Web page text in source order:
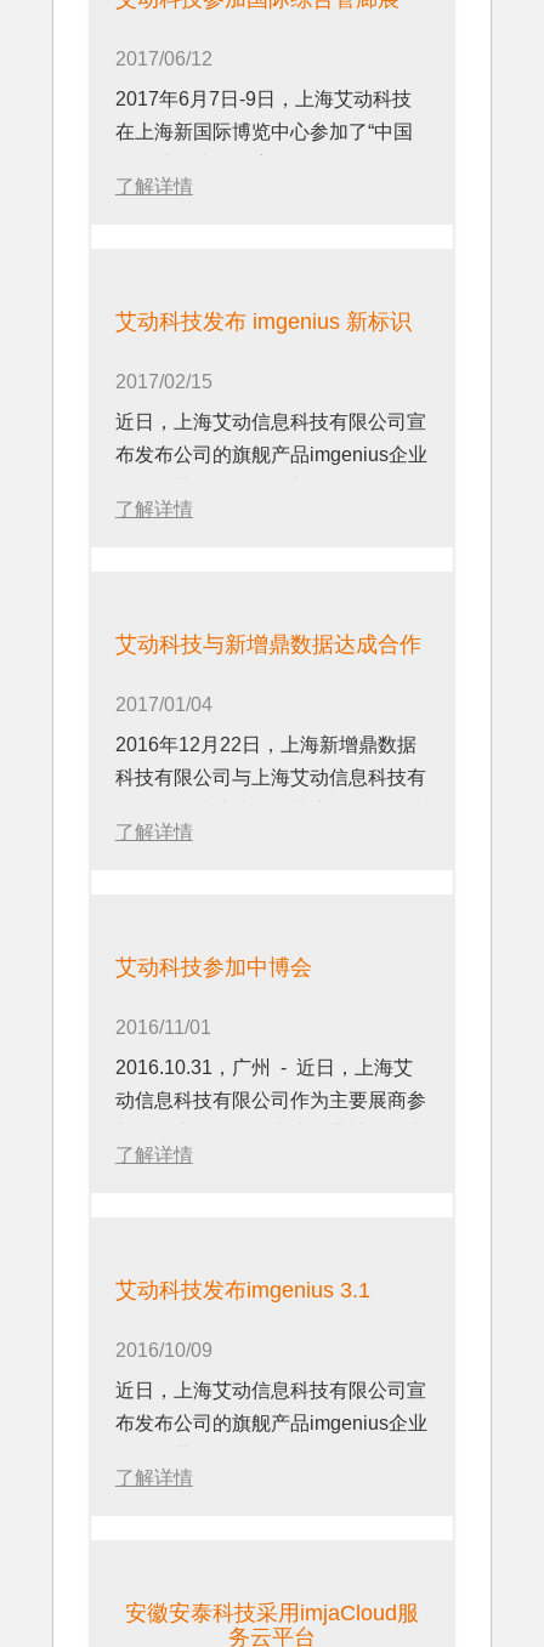
2017/06/12
2017年6月7日-9日，上海艾动科技
在上海新国际博览中心参加了“中国
了解详情
艾动科技发布 imgenius 新标识
2017/02/15
近日，上海艾动信息科技有限公司宣
布发布公司的旗舰产品imgenius企业
了解详情
艾动科技与新增鼎数据达成合作
2017/01/04
2016年12月22日，上海新增鼎数据
科技有限公司与上海艾动信息科技有
将为其管理的多个工厂提供移动作业
了解详情
艾动科技参加中博会
2016/11/01
2016.10.31，广州 - 近日，上海艾
动信息科技有限公司作为主要展商参
的专业展 - 智能制造与装备展。
了解详情
艾动科技发布imgenius 3.1
2016/10/09
近日，上海艾动信息科技有限公司宣
布发布公司的旗舰产品imgenius企业
了解详情
安徽安泰科技采用imjaCloud服
务云平台